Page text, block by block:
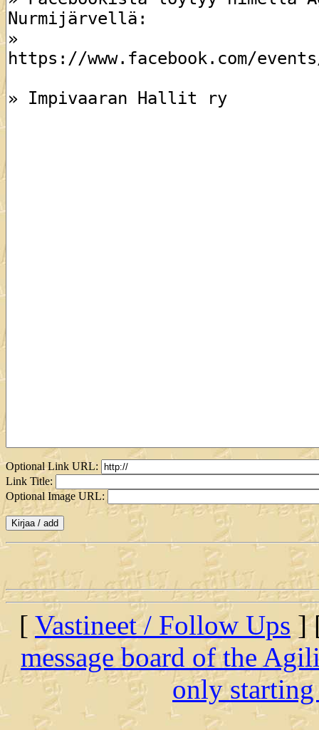
Optional Link URL:
Link Title:
Optional Image URL:
[ Vastineet / Follow Ups ]
message board of the
only